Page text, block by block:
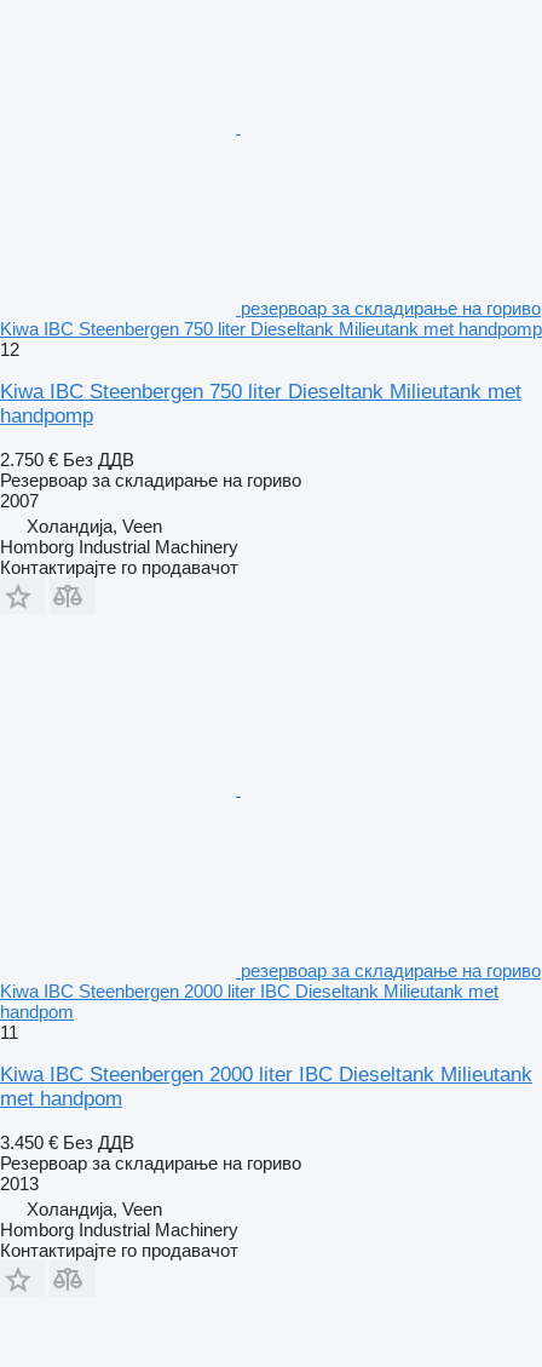
резервоар за складирање на гориво
Kiwa IBC Steenbergen 750 liter Dieseltank Milieutank met handpomp
12
Kiwa IBC Steenbergen 750 liter Dieseltank Milieutank met
handpomp
2.750 € Без ДДВ
Резервоар за складирање на гориво
2007
Холандија, Veen
Homborg Industrial Machinery
Контактирајте го продавачот
резервоар за складирање на гориво
Kiwa IBC Steenbergen 2000 liter IBC Dieseltank Milieutank met
handpom
11
Kiwa IBC Steenbergen 2000 liter IBC Dieseltank Milieutank
met handpom
3.450 € Без ДДВ
Резервоар за складирање на гориво
2013
Холандија, Veen
Homborg Industrial Machinery
Контактирајте го продавачот